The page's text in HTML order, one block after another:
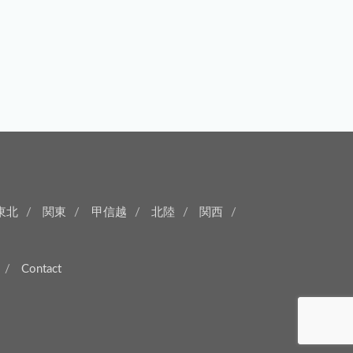
北 関東 甲信越 北陸
関西
Contact